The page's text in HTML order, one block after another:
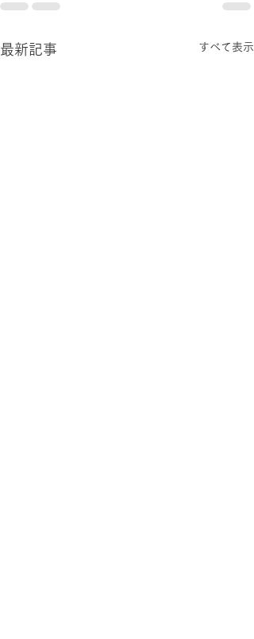
最新記事 すべて表示